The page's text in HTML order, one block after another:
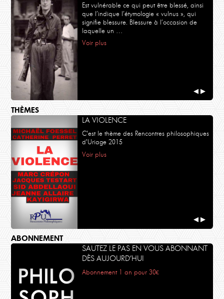
Est vulnérable ce qui peut être blessé, ainsi
que l’indique l’étymologie « vulnus », qui
signifie blessure. Blessure à l’occasion de
laquelle un …
Voir plus
◀ ▶
THÈMES
LA VIOLENCE
C'est le thème des Rencontres philosophiques
d'Uriage 2015
Voir plus
◀ ▶
ABONNEMENT
SAUTEZ LE PAS EN VOUS ABONNANT
DÈS AUJOURD’HUI
Abonnement 1 an pour 30€